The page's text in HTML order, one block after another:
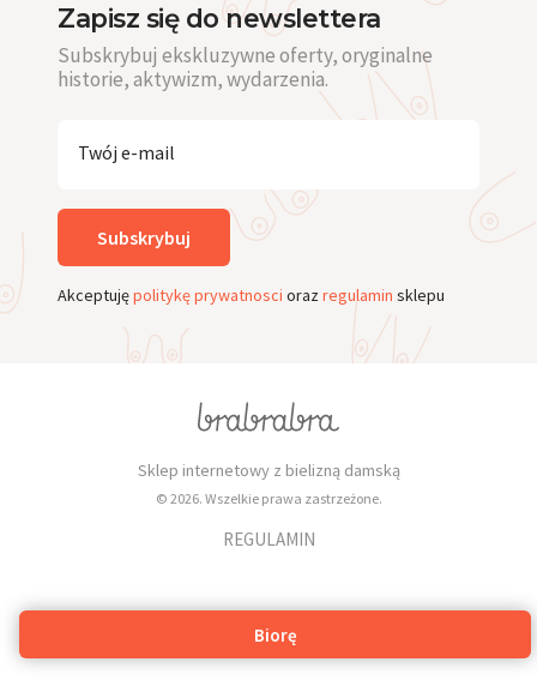
Biorę
Zapisz się do newslettera
Subskrybuj ekskluzywne oferty, oryginalne
historie, aktywizm, wydarzenia.
Twój e-mail
Subskrybuj
Akceptujępolitykę prywatnosci orazregulamin sklepu
Sklep internetowy z bielizną damską
© 2026. Wszelkie prawa zastrzeżone.
REGULAMIN